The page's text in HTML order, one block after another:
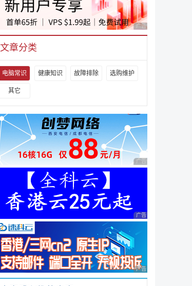
广告 商业广告，理性
文章分类
电脑常识 健康知识 故障排除 选购维护
其它
广告 商业广告，理性
广告 商业广告，理性
广告 商业广告，理性